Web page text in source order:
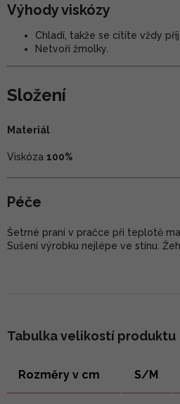
Výhody viskózy
Chladí, takže se cítíte vždy
Netvoří žmolky.
Složení
Materiál
Viskóza 100%
Péče
Šetrné praní v pračce při teplotě
Sušení výrobku nejlépe ve stínu.
Tabulka velikostí produktu
Rozměry v cm S/M